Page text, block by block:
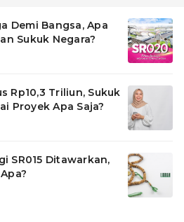
Demi Bangsa, Apa
Sukuk Negara?
Rp10,3 Triliun, Sukuk
Proyek Apa Saja?
SR015 Ditawarkan,